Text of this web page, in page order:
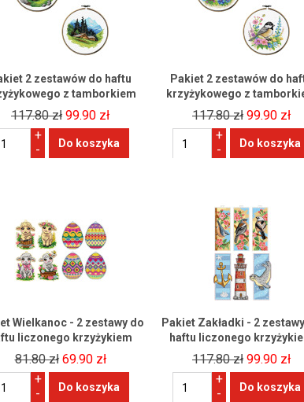
2 zestawów do haftu
z tamborkiem
117.80 zł 99.90 zł
+
-
Pakiet 2 zestawów do
krzyżykowego z
117.80 zł 99.90 zł
+
-
Wielkanoc - 2 zestawy do
liczonego krzyżykiem
81.80 zł 69.90 zł
+
-
Pakiet Zakładki - 2
haftu liczonego
117.80 zł 99.90 zł
+
-